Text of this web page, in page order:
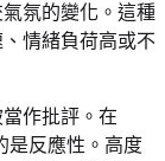
氛的變化。這種
情緒負荷高或不
作批評。在
是反應性。高度